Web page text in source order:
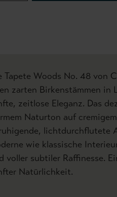
Tapete Woods No. 48 von
zarten Birkenstämmen in
zeitlose Eleganz. Das
Naturton auf
lichtdurchflutete
wie klassische
voller subtiler Raffinesse.
Natürlichkeit.